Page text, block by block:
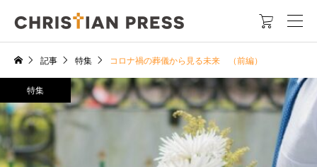

記事 特集 コロナ禍の葬儀から見る未来 （前編）
特集